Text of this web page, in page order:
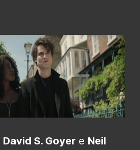
David S. Goyer e Neil